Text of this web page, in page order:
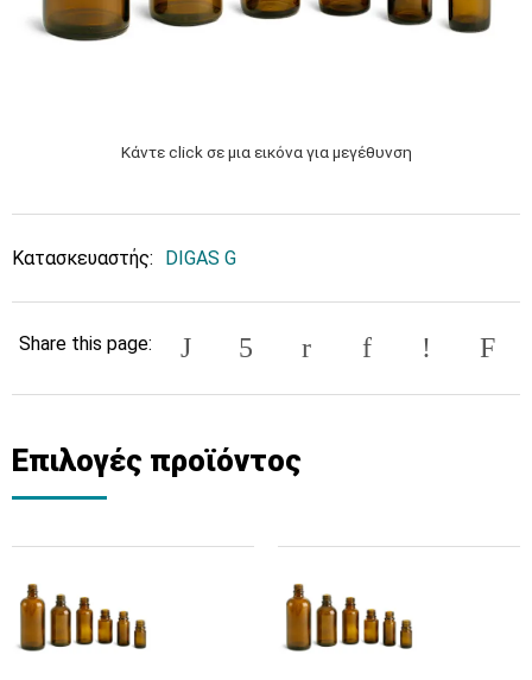
Κάντε click σε μια εικόνα για μεγέθυνση
Κατασκευαστής: DIGAS G
Share this page:
Επιλογές προϊόντος